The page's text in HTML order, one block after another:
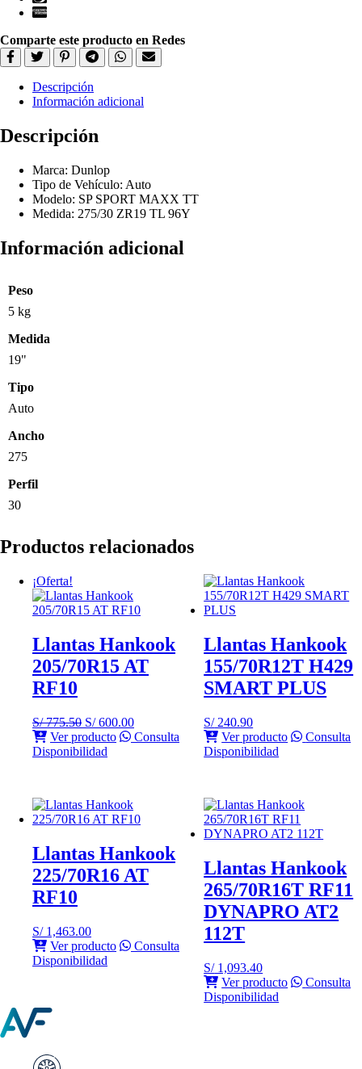
Comparte este producto en Redes
Descripción
Información adicional
Descripción
Marca: Dunlop
Tipo de Vehículo: Auto
Modelo: SP SPORT MAXX TT
Medida: 275/30 ZR19 TL 96Y
Información adicional
Peso
5 kg
Medida
19"
Tipo
Auto
Ancho
275
Perfil
30
Productos relacionados
¡Oferta!
Llantas Hankook
205/70R15 AT
RF10
S/775.50 El
precio
original
S/600.00El
precio
Ver producto
Consulta
Disponibilidad
Llantas Hankook
155/70R12T H429
SMART PLUS
S/240.90
Ver producto
Consulta
Disponibilidad
Llantas Hankook
225/70R16 AT
RF10
S/1,463.00
Ver producto
Consulta
Disponibilidad
Llantas Hankook
265/70R16T RF11
DYNAPRO AT2
112T
S/1,093.40
Ver producto
Consulta
Disponibilidad